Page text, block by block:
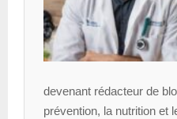
devenant rédacteur de
prévention, la nutrition et